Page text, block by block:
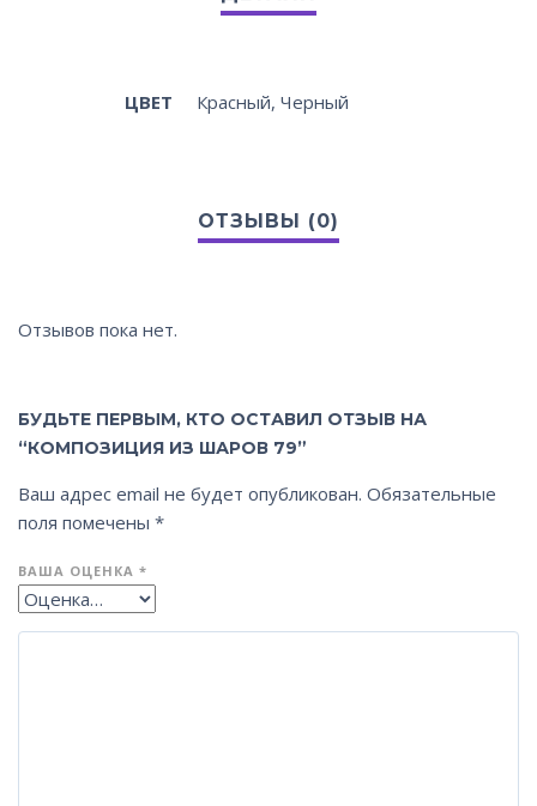
ЦВЕТ Красный, Черный
Отзывов пока нет.
БУДЬТЕ ПЕРВЫМ, КТО ОСТАВИЛ ОТЗЫВ НА
“КОМПОЗИЦИЯ ИЗ ШАРОВ 79”
Ваш адрес email не будет опубликован. Обязательные
поля помечены *
ВАША ОЦЕНКА *